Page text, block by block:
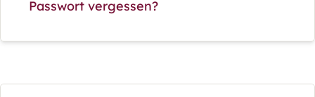
Passwort vergessen?